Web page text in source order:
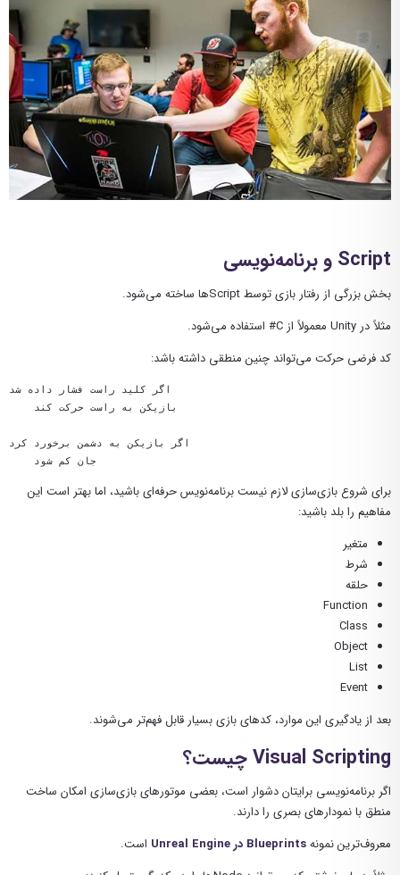
Script و برنامه‌نویسی
بخش بزرگی از رفتار بازی توسط Scriptها ساخته می‌شود.
مثلاً در Unity معمولاً از C# استفاده می‌شود.
کد فرضی حرکت می‌تواند چنین منطقی داشته باشد:
اگر کلید راست فشار داده شد
اگر بازیکن به دشمن برخورد کرد
    جان کم شود
برای شروع بازی‌سازی لازم نیست برنامه‌نویس حرفه‌ای باشید، اما بهتر است این
مفاهیم را بلد باشید:
متغیر
شرط
حلقه
Function
Class
Object
List
Event
بعد از یادگیری این موارد، کدهای بازی بسیار قابل فهم‌تر می‌شوند.
Visual Scripting چیست؟
اگر برنامه‌نویسی برایتان دشوار است، بعضی موتورهای بازی‌سازی امکان ساخت
منطق با نمودارهای بصری را دارند.
معروف‌ترین نمونهBlueprints در Unreal Engine
است.